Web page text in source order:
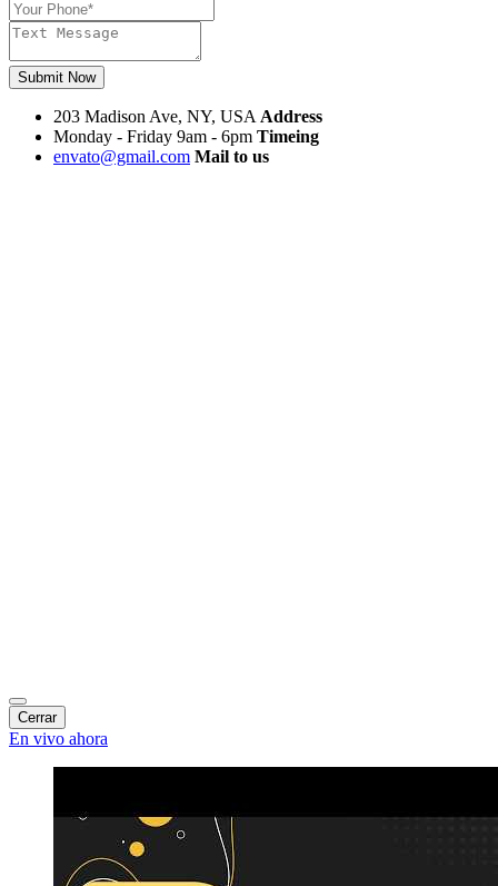
Submit Now
203 Madison Ave, NY, USA Address
Monday - Friday 9am - 6pm Timeing
envato@gmail.com Mail to us
Cerrar
En vivo ahora